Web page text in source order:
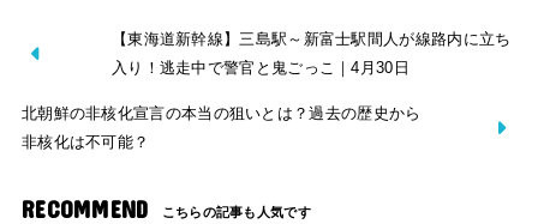
【東海道新幹線】三島駅～新富士駅間人が線路内に立ち
入り！逃走中で警官と鬼ごっこ｜4月30日
北朝鮮の非核化宣言の本当の狙いとは？過去の歴史から
非核化は不可能？
RECOMMEND